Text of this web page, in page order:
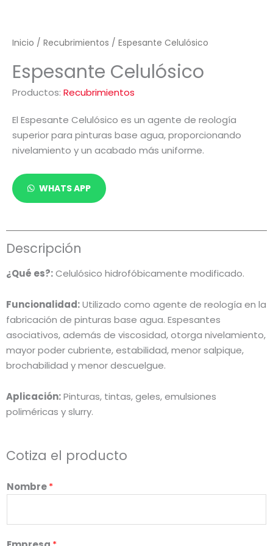
Inicio / Recubrimientos / Espesante Celulósico
Espesante Celulósico
Productos: Recubrimientos
El Espesante Celulósico es un agente de reología
superior para pinturas base agua, proporcionando
nivelamiento y un acabado más uniforme.
WHATS APP
Descripción
¿Qué es?:Celulósico hidrofóbicamente modificado.
Funcionalidad:Utilizado como agente de reología en la
fabricación de pinturas base agua. Espesantes
asociativos, además de viscosidad, otorga nivelamiento,
mayor poder cubriente, estabilidad, menor salpique,
brochabilidad y menor descuelgue.
Aplicación:Pinturas, tintas, geles, emulsiones
poliméricas y slurry.
Cotiza el producto
Nombre*